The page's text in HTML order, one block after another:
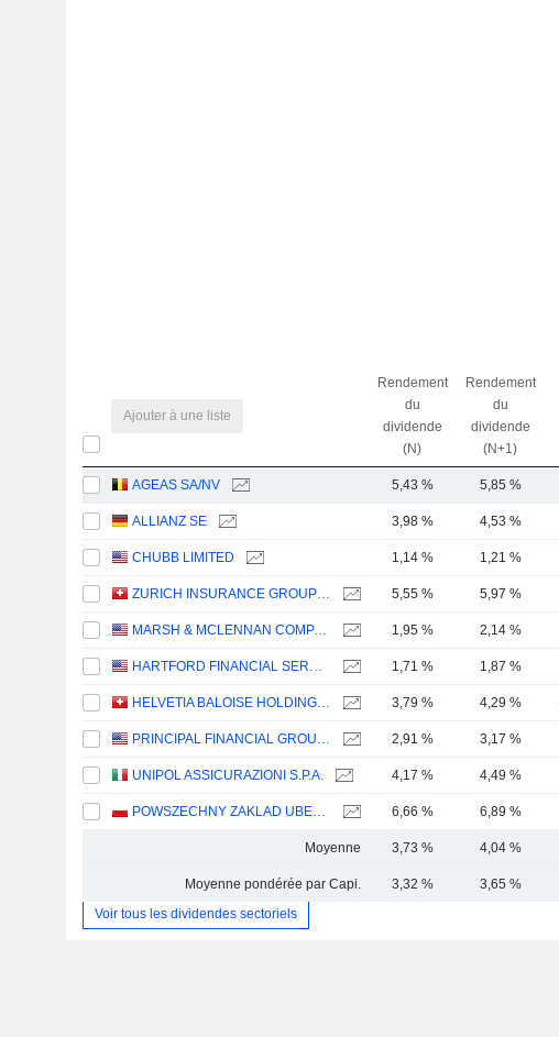
Ajouter à une liste
Rendement
du
dividende
(N)
Rendement
du
dividende
(N+1)
AGEAS SA/NV 5,43 % 5,85 %
ALLIANZ SE 3,98 % 4,53 %
CHUBB LIMITED 1,14 % 1,21 %
ZURICH INSURANCE GROUP LTD 5,55 % 5,97 %
MARSH & MCLENNAN COMPANIES 1,95 % 2,14 %
HARTFORD FINANCIAL SERVICES GROUP (THE), INC. 1,71 % 1,87 %
HELVETIA BALOISE HOLDING AG 3,79 % 4,29 %
PRINCIPAL FINANCIAL GROUP, INC. 2,91 % 3,17 %
UNIPOL ASSICURAZIONI S.P.A. 4,17 % 4,49 %
POWSZECHNY ZAKLAD UBEZPIECZE? SPÓLKA AKCYJNA 6,66 % 6,89 %
Moyenne 3,73 % 4,04 %
Moyenne pondérée par Capi. 3,32 % 3,65 %
Voir tous les dividendes sectoriels